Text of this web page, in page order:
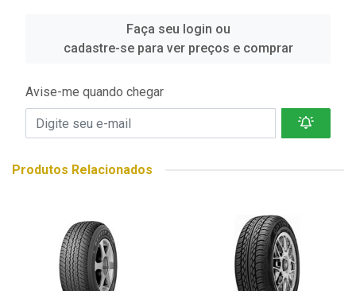
Faça seu login ou
cadastre-se para ver preços e comprar
Avise-me quando chegar
Produtos Relacionados